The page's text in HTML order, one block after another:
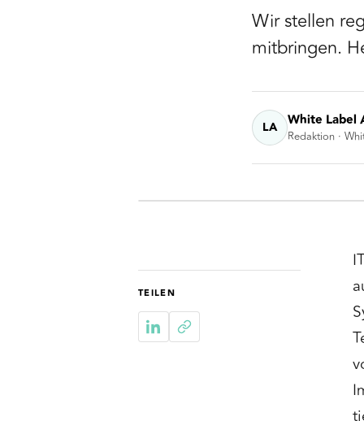
Wir stellen
mitbringen.
LA White Label
Redaktion ·
TEILEN